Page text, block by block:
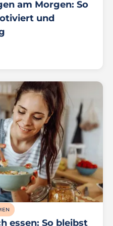
am Morgen: So
und
essen: So bleibst